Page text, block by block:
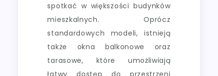
spotkać w większości budynków
mieszkalnych. Oprócz
standardowych modeli, istnieją
także okna balkonowe oraz
tarasowe, które umożliwiają
łatwy dostęp do przestrzeni